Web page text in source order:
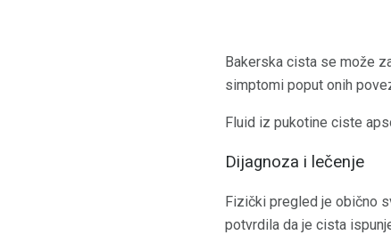
Bakerska cista se može
simptomi poput onih
Fluid iz pukotine ciste
Dijagnoza i lečenje
Fizički pregled je obično
potvrdila da je cista